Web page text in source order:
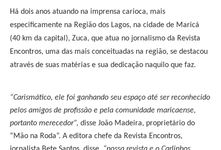
Há dois anos atuando na imprensa carioca, mais
especificamente na Região dos Lagos, na cidade de Maricá
(40 km da capital), Zuca, que atua no jornalismo da Revista
Encontros, uma das mais conceituadas na região, se destacou
através de suas matérias e sua dedicação naquilo que faz.
“Carismático, ele foi ganhando seu espaço até ser reconhecido
pelos amigos de profissão e pela comunidade maricaense,
portanto merecedor”, disse João Madeira, proprietário do
“Mão na Roda”. A editora chefe da Revista Encontros,